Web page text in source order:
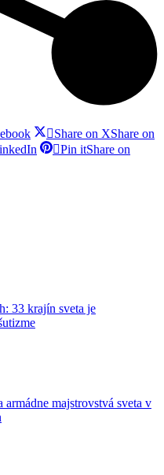
Share on XShare on
Pin itShare on
33 krajín sveta je
majstrovstvá sveta v